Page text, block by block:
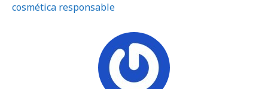
cosmética responsable